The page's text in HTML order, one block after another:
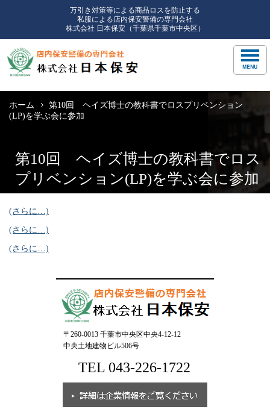
万引き対策等による商品ロスを防止する
私服による店内保安警備の専門会社
株式会社 日本保安（千葉県千葉市中央区）
ホーム
第10回 ヘイズ博士の教科書でロスプリベンション
(LP)を学ぶ会に参加
第10回 ヘイズ博士の教科書でロス
プリベンション(LP)を学ぶ会に参加
(さらに…)
(さらに…)
(さらに…)
〒260-0013 千葉市中央区中央4-12-12
中央土地建物ビル506号
TEL 043-226-1722